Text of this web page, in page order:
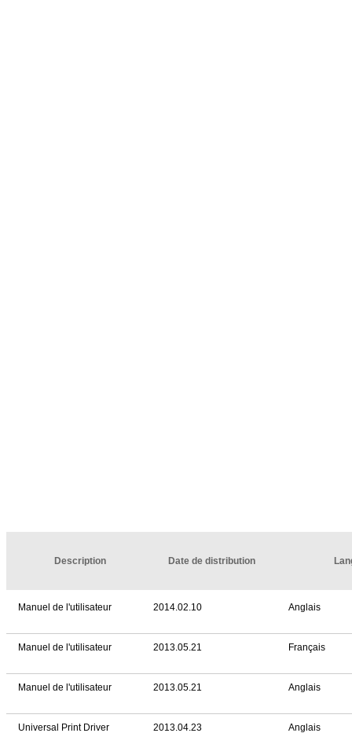
Description Date de distribution
Manuel de l'utilisateur 2014.02.10 Anglais
Manuel de l'utilisateur 2013.05.21 Français
Manuel de l'utilisateur 2013.05.21 Anglais
Universal Print Driver 2013.04.23 Anglais